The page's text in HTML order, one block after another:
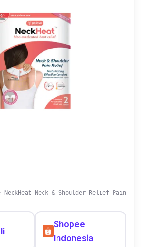
NeckHeat Neck & Shoulder Relief Pain
Shopee
Indonesia